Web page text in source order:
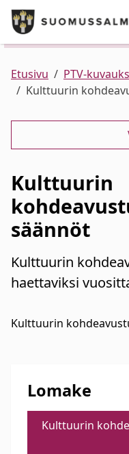
Siirry pääsisältöön
Puhelinluettelo/
Palvelut
Ajankohtaista
Verkkokauppa
Kunta ja hallinto
Asuminen ja
Elinvoima
Kulttuuri, vapaa-
Etusivu PTV-
Kulttuurin
Kulttuurin
säännöt
Kulttuurin
haettaviksi
Kulttuurin
Lomake
Kulttuurin